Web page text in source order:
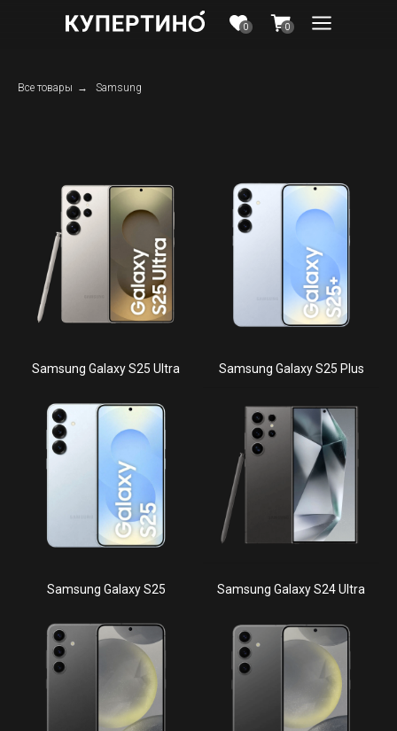
0
0
Все товары → Samsung
Samsung Galaxy S25 Ultra Samsung Galaxy S25 Plus
Samsung Galaxy S25 Samsung Galaxy S24 Ultra